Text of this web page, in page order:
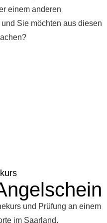
einem anderen
Sie möchten aus diesen
und Prüfung an einem
im Saarland.